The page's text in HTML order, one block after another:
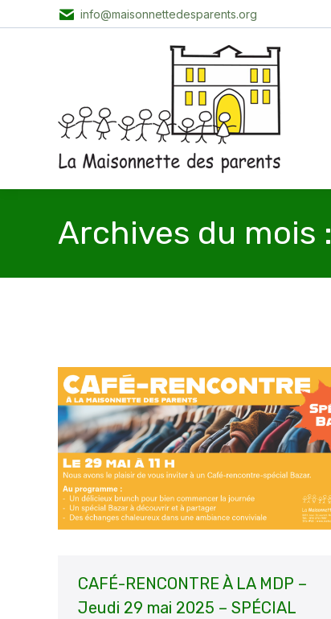
info@maisonnettedesparents.org
Archives du mois :
CAFÉ-RENCONTRE À LA MDP –
Jeudi 29 mai 2025 – SPÉCIAL